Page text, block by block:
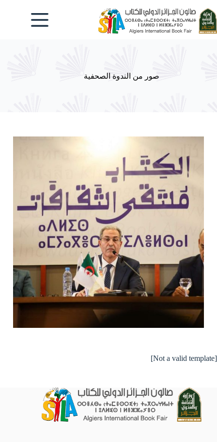
إلى
المحتوى
صور من الندوة الصحفية
[Not a valid template]